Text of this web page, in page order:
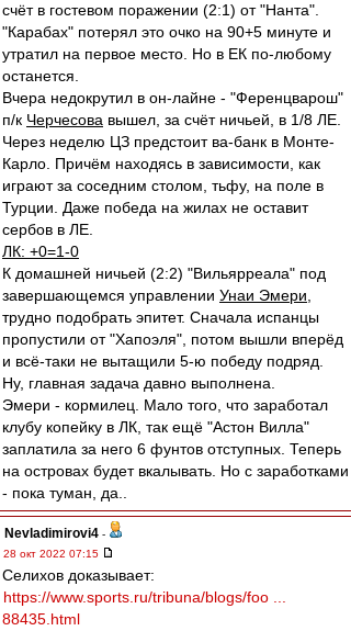
счёт в гостевом поражении (2:1) от "Нанта".
"Карабах" потерял это очко на 90+5 минуте и
утратил на первое место. Но в ЕК по-любому
останется.
Вчера недокрутил в он-лайне - "Ференцварош"
п/к Черчесова вышел, за счёт ничьей, в 1/8 ЛЕ.
Через неделю ЦЗ предстоит ва-банк в Монте-
Карло. Причём находясь в зависимости, как
играют за соседним столом, тьфу, на поле в
Турции. Даже победа на жилах не оставит
сербов в ЛЕ.
ЛК: +0=1-0
К домашней ничьей (2:2) "Вильярреала" под
завершающемся управлении Унаи Эмери
трудно подобрать эпитет. Сначала испанцы
пропустили от "Хапоэля", потом вышли вперёд
и всё-таки не вытащили 5-ю победу подряд.
Ну, главная задача давно выполнена.
Эмери - кормилец. Мало того, что заработал
клубу копейку в ЛК, так ещё "Астон Вилла"
заплатила за него 6 фунтов отступных. Теперь
на островах будет вкалывать. Но с заработками
- пока туман, да..
Nevladimirovi4 -
28 окт 2022 07:15
Селихов доказывает:
https://www.sports.ru/tribuna/blogs/foo ...
88435.html